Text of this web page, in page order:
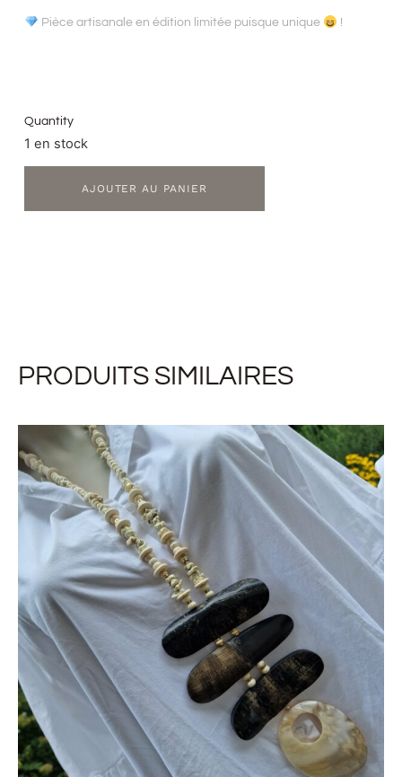
Pièce artisanale en édition limitée puisque unique !
Quantity
1 en stock
AJOUTER AU PANIER
PRODUITS SIMILAIRES